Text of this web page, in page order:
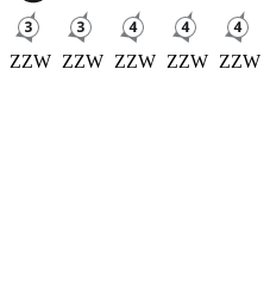
ZZW ZZW ZZW ZZW ZZW